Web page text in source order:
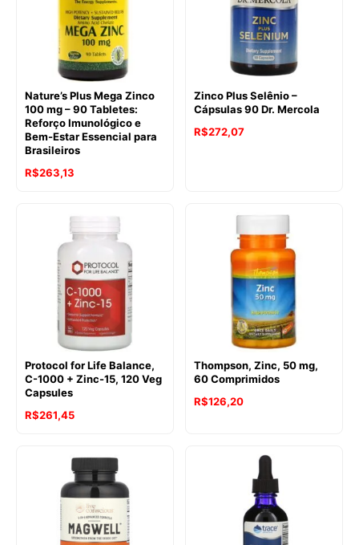
Nature’s Plus Mega Zinco
100 mg – 90 Tabletes:
Reforço Imunológico e
Bem-Estar Essencial para
Brasileiros
R$263,13
Zinco Plus Selênio –
Cápsulas 90 Dr. Mercola
R$272,07
Protocol for Life Balance,
C-1000 + Zinc-15, 120 Veg
Capsules
R$261,45
Thompson, Zinc, 50 mg,
60 Comprimidos
R$126,20